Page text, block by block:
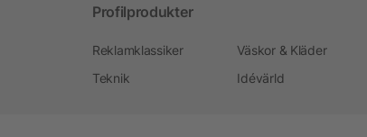
Profilprodukter
Reklamklassiker Väskor & Kläder
Teknik
Idévärld